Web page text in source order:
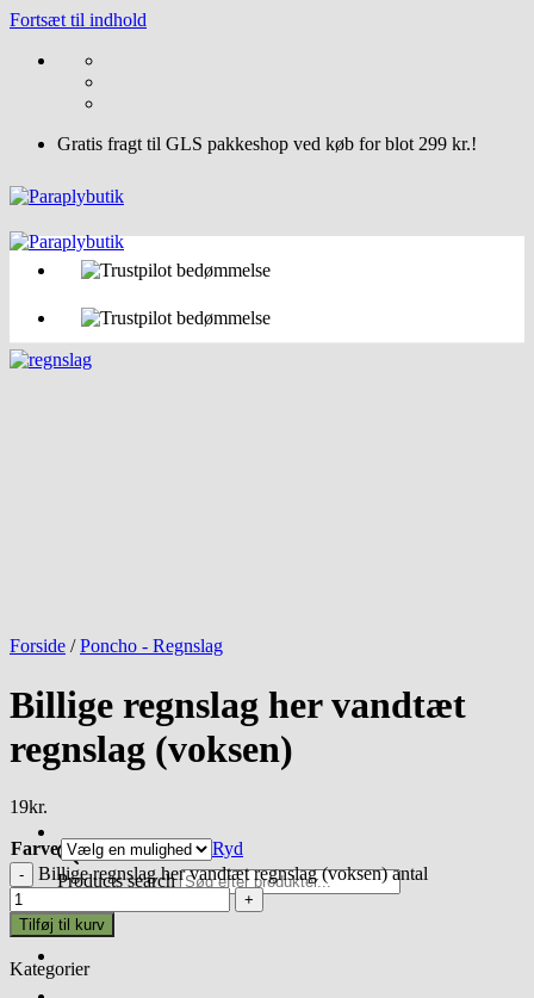
Fortsæt til indhold
Gratis fragt til GLS pakkeshop ved køb for blot 299 kr.!
Products search
Forside / Poncho - Regnslag
Billige regnslag her vandtæt
regnslag (voksen)
19kr.
Farve
Ryd
Billige regnslag her vandtæt regnslag (voksen) antal
Tilføj til kurv
Kategorier